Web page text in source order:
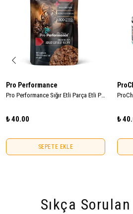
Pro Performance
Pro Performance Sığır Etli Parça Etli Pouch Yetişkin Kedi Konservesi 85gr
₺ 40.00
SEPETE EKLE
₺
Sıkça